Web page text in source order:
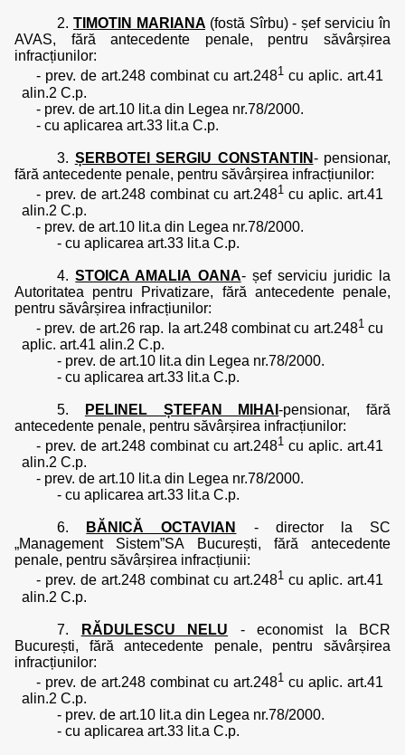
2.TIMOTIN MARIANA (fostă Sîrbu) - șef serviciu în
AVAS, fără antecedente penale, pentru săvârșirea
infracțiunilor:
- prev. de art.248 combinat cu art.2481 cu aplic. art.41
alin.2 C.p.
- prev. de art.10 lit.a din Legea nr.78/2000.
- cu aplicarea art.33 lit.a C.p.
3. ȘERBOTEI SERGIU CONSTANTIN- pensionar,
fără antecedente penale, pentru săvârșirea infracțiunilor:
- prev. de art.248 combinat cu art.2481 cu aplic. art.41
alin.2 C.p.
- prev. de art.10 lit.a din Legea nr.78/2000.
- cu aplicarea art.33 lit.a C.p.
4.STOICA AMALIA OANA- șef serviciu juridic la
Autoritatea pentru Privatizare, fără antecedente penale,
pentru săvârșirea infracțiunilor:
- prev. de art.26 rap. la art.248 combinat cu art.2481cu
aplic. art.41 alin.2 C.p.
- prev. de art.10 lit.a din Legea nr.78/2000.
- cu aplicarea art.33 lit.a C.p.
5. PELINEL ȘTEFAN MIHAI-pensionar, fără
antecedente penale, pentru săvârșirea infracțiunilor:
- prev. de art.248 combinat cu art.2481 cu aplic. art.41
alin.2 C.p.
- prev. de art.10 lit.a din Legea nr.78/2000.
- cu aplicarea art.33 lit.a C.p.
6. BĂNICĂ OCTAVIAN
- director la SC
„Management Sistem”SA București, fără antecedente
penale, pentru săvârșirea infracțiunii:
- prev. de art.248 combinat cu art.2481 cu aplic. art.41
alin.2 C.p.
7. RĂDULESCU NELU - economist la BCR
București, fără antecedente penale, pentru săvârșirea
infracțiunilor:
- prev. de art.248 combinat cu art.2481 cu aplic. art.41
alin.2 C.p.
- prev. de art.10 lit.a din Legea nr.78/2000.
- cu aplicarea art.33 lit.a C.p.